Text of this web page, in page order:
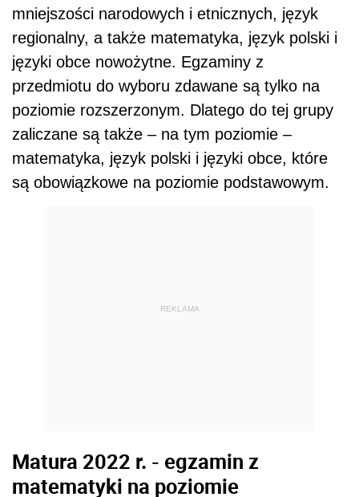
mniejszości narodowych i etnicznych, język
regionalny, a także matematyka, język polski i
języki obce nowożytne. Egzaminy z
przedmiotu do wyboru zdawane są tylko na
poziomie rozszerzonym. Dlatego do tej grupy
zaliczane są także – na tym poziomie –
matematyka, język polski i języki obce, które
są obowiązkowe na poziomie podstawowym.
REKLAMA
Matura 2022 r. - egzamin z
matematyki na poziomie